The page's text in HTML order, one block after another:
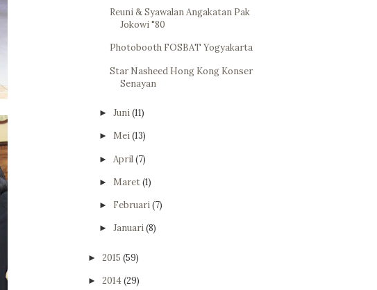
Reuni & Syawalan Angakatan Pak
Jokowi "80
Photobooth FOSBAT Yogyakarta
Star Nasheed Hong Kong Konser
Senayan
► Juni(11)
► Mei(13)
► April(7)
► Maret(1)
► Februari(7)
► Januari(8)
► 2015 (59)
► 2014(29)